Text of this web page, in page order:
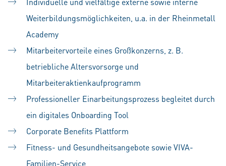
Weiterbildungsmöglichkeiten, u.a. in der Rheinmetall
Academy
Mitarbeitervorteile eines Großkonzerns, z. B.
betriebliche Altersvorsorge und
Mitarbeiteraktienkaufprogramm
Professioneller Einarbeitungsprozess begleitet durch
ein digitales Onboarding Tool
Corporate Benefits Plattform
Fitness- und Gesundheitsangebote sowie VIVA-
Familien-Service